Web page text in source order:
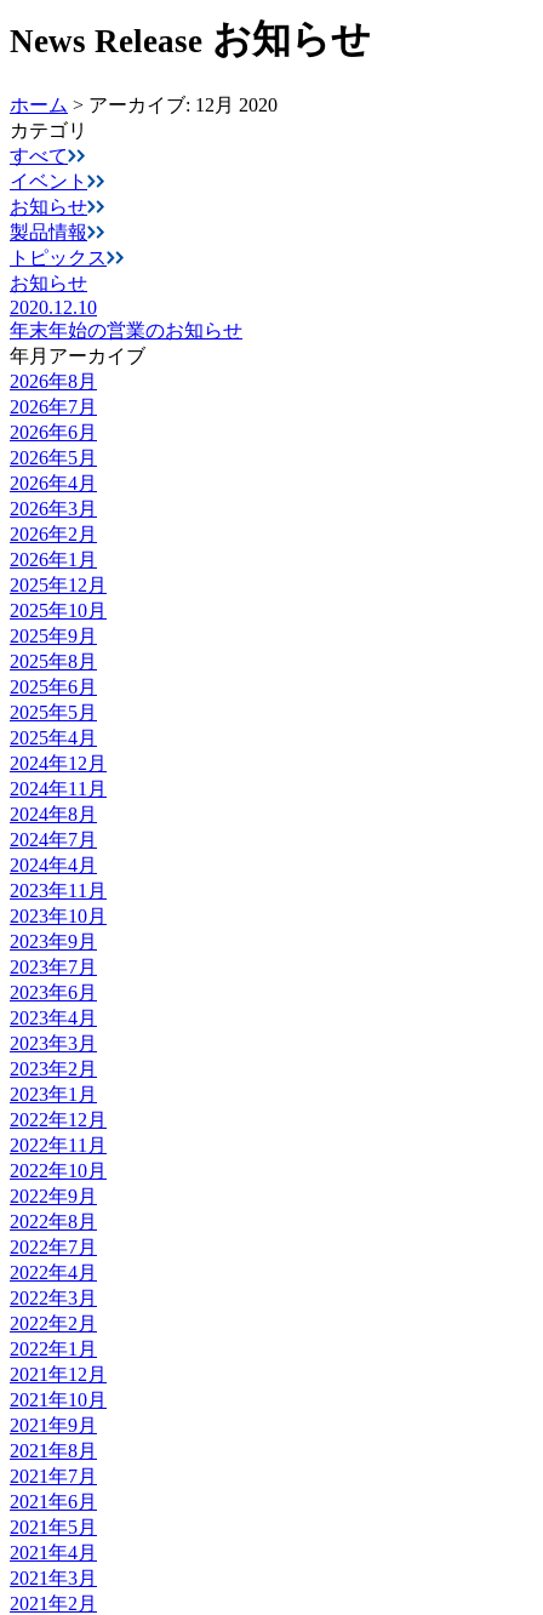
News Release お知らせ
ホーム > アーカイブ: 12月 2020
カテゴリ
すべて
イベント
お知らせ
製品情報
トピックス
お知らせ
2020.12.10
年末年始の営業のお知らせ
年月アーカイブ
2026年8月
2026年7月
2026年6月
2026年5月
2026年4月
2026年3月
2026年2月
2026年1月
2025年12月
2025年10月
2025年9月
2025年8月
2025年6月
2025年5月
2025年4月
2024年12月
2024年11月
2024年8月
2024年7月
2024年4月
2023年11月
2023年10月
2023年9月
2023年7月
2023年6月
2023年4月
2023年3月
2023年2月
2023年1月
2022年12月
2022年11月
2022年10月
2022年9月
2022年8月
2022年7月
2022年4月
2022年3月
2022年2月
2022年1月
2021年12月
2021年10月
2021年9月
2021年8月
2021年7月
2021年6月
2021年5月
2021年4月
2021年3月
2021年2月